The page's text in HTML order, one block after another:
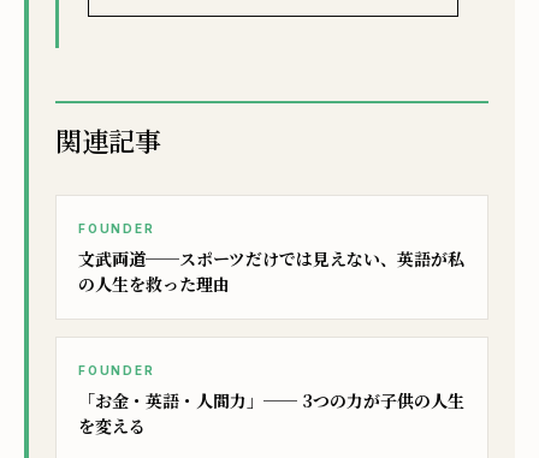
関連記事
FOUNDER
文武両道──スポーツだけでは見えない、英語が私
の人生を救った理由
FOUNDER
「お金・英語・人間力」── 3つの力が子供の人生
を変える